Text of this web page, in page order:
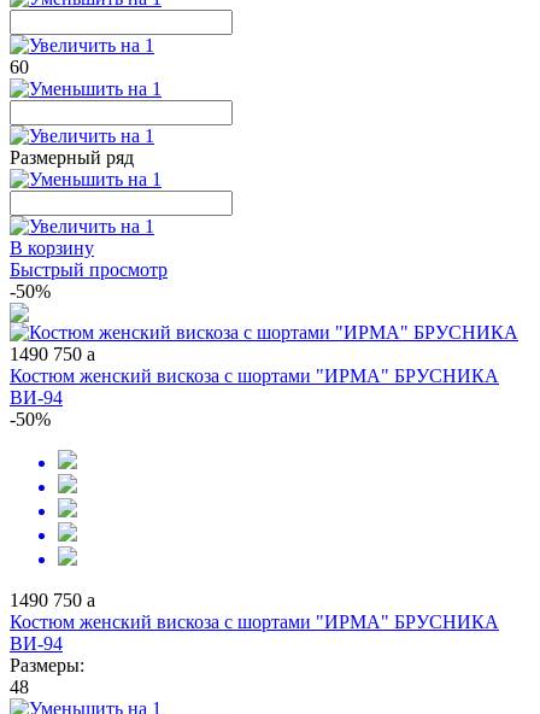
60
Размерный ряд
В корзину
Быстрый просмотр
-50%
1490 750 a
Костюм женский вискоза с шортами "ИРМА" БРУСНИКА
ВИ-94
-50%
1490 750 a
Костюм женский вискоза с шортами "ИРМА" БРУСНИКА
ВИ-94
Размеры:
48